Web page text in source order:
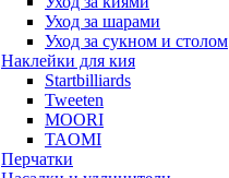
Уход за шарами
Уход за сукном и столом
Наклейки для кия
Startbilliards
Tweeten
MOORI
TAOMI
Перчатки